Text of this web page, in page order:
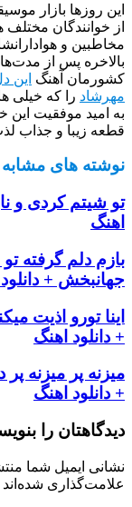
این روزها بازار
از خوانندگان
مخاطبین و
بالاخره پس از
کشورمان آهنگ این
مهرشاد را که خیلی
به امید موفقیت این
قطعه زیبا و جذاب
نوشته های مشابه
تو شیتم کردی و
اهنگ
بازم دلم گرفته
جهانبخش +
اینا تورو اذیت
+ دانلود اهنگ
میزنه پر میزنه
+ دانلود اهنگ
دیدگاهتان را
نشانی ایمیل شما
علامت‌گذاری شده‌اند